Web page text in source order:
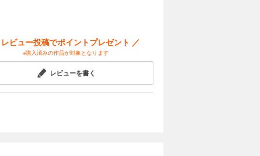
いかと声をかけられ
と心底感じていた。
べく密談していた。
指 第87話 血液型
。 手付金の入った
レビュー投稿でポイントプレゼント ／
※購入済みの作品が対象となります
レビューを書く